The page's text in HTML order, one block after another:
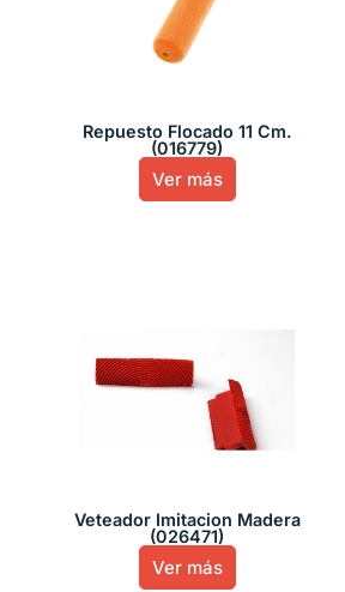
Repuesto Flocado 11 Cm.
(016779)
Ver más
Veteador Imitacion Madera
(026471)
Ver más